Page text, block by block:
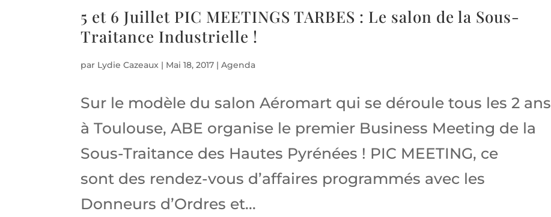
5 et 6 Juillet PIC MEETINGS TARBES : Le salon de la Sous-
Traitance Industrielle !
par Lydie Cazeaux | Mai 18, 2017 |Agenda
Sur le modèle du salon Aéromart qui se déroule tous les 2 ans
à Toulouse, ABE organise le premier Business Meeting de la
Sous-Traitance des Hautes Pyrénées ! PIC MEETING, ce
sont des rendez-vous d’affaires programmés avec les
Donneurs d’Ordres et...